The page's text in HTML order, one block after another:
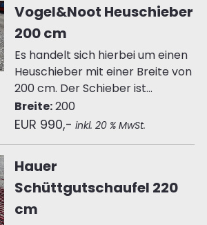
Vogel&Noot Heuschieber
200 cm
Es handelt sich hierbei um einen
Heuschieber mit einer Breite von
200 cm. Der Schieber ist...
Breite:200
EUR 990,- inkl. 20 % MwSt.
Hauer
Schüttgutschaufel 220
cm